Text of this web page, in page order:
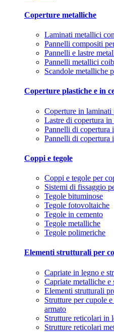
Coperture metalliche
Laminati metallici
Pannelli compositi
Pannelli e lastre
Pannelli metallici
Scandole metalliche
Coperture plastiche e in
Coperture in laminati
Lastre di copertura
Pannelli di copertura
Pannelli di copertura
Coppi e tegole
Coppi e tegole per
Sistemi di fissaggio
Tegole bituminose
Tegole fotovoltaiche
Tegole in cemento
Tegole metalliche
Tegole polimeriche
Elementi strutturali per
Capriate in legno e
Capriate metalliche e
Elementi strutturali
Strutture per cupole
armato
Strutture reticolari in
Strutture reticolari